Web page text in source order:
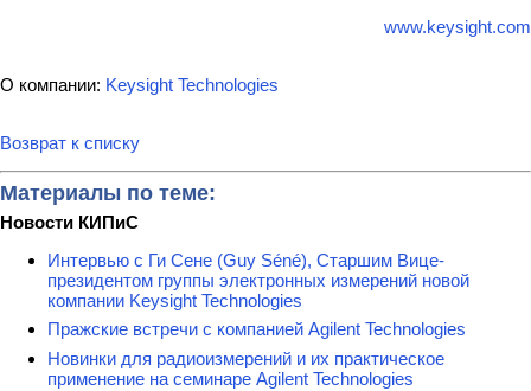
www.keysight.com
О компании: Keysight Technologies
Возврат к списку
Материалы по теме:
Новости КИПиС
Интервью с Ги Сене (Guy Séné), Старшим Вице-
президентом группы электронных измерений новой
компании Keysight Technologies
Пражские встречи с компанией Agilent Technologies
Новинки для радиоизмерений и их практическое
применение на семинаре Agilent Technologies